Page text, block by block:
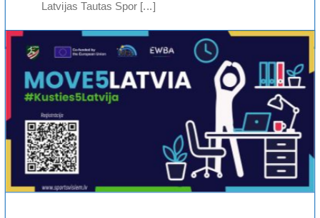
Latvijas Tautas Spor [...]